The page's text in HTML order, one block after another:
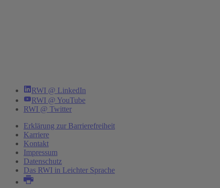
RWI @ LinkedIn
RWI @ YouTube
RWI @ Twitter
Erklärung zur Barrierefreiheit
Karriere
Kontakt
Impressum
Datenschutz
Das RWI in Leichter Sprache